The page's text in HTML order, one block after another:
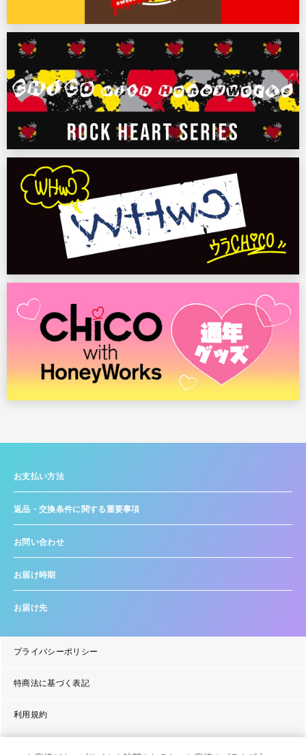
お支払い方法
返品・交換条件に関する重要事項
お問い合わせ
お届け時期
お届け先
プライバシーポリシー
特商法に基づく表記
利用規約